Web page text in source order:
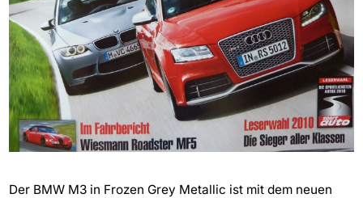
Der BMW M3 in Frozen Grey Metallic ist mit dem neuen